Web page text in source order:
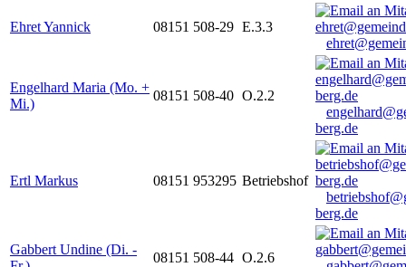
Ehret Yannick 08151 508-29 E.3.3
Engelhard Maria (Mo. +
Mi.)
08151 508-40 O.2.2
berg.de
Ertl Markus 08151 953295 Betriebshof
berg.de
Gabbert Undine (Di. -
08151 508-44 O.2.6